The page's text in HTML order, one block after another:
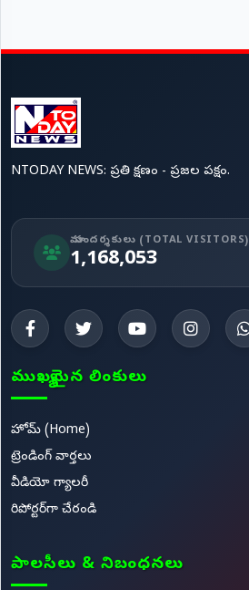
NTODAY NEWS: ప్రతి క్షణం - ప్రజల పక్షం.
మా సందర్శకులు (TOTAL VISITORS)
1,168,053
ముఖ్యమైన లింకులు
హోమ్ (Home)
ట్రెండింగ్ వార్తలు
వీడియో గ్యాలరీ
రిపోర్టర్‌గా చేరండి
పాలసీలు & నిబంధనలు